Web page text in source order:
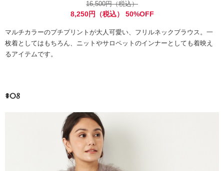
16,500円（税込）
8,250円（税込） 50%OFF
マルチカラーのプチプリントが大人可愛い、フリルネックブラウス。一
枚着としてはもちろん、ニットやサロペットのインナーとしても着映え
るアイテムです。
#08